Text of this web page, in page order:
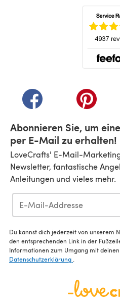
(öffnet sich in einem
(öffnet
Abonnieren Sie, um
per E-Mail zu erhalten!
LoveCrafts' E-Mail-
Newsletter, fantastische
Anleitungen und vieles mehr.
Du kannst dich jederzeit von unserem
den entsprechenden Link in der
Informationen zum Umgang mit
Datenschutzerklärung